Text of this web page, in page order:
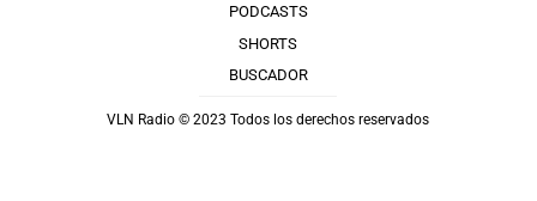
PODCASTS
SHORTS
BUSCADOR
VLN Radio © 2023 Todos los derechos reservados